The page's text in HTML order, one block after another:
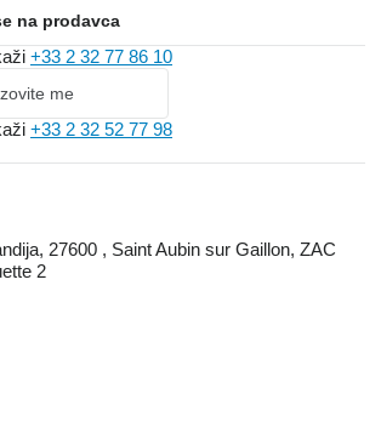
na prodavca
+33 2 32 77 86 10
me
+33 2 32 52 77 98
27600 , Saint Aubin sur Gaillon, ZAC
2